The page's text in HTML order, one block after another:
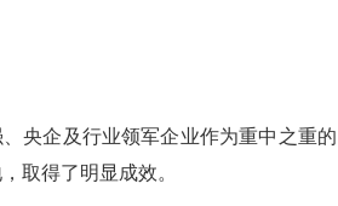
央企及行业领军企业作为重中之重的
取得了明显成效。